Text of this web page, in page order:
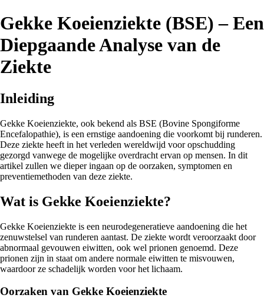
Gekke Koeienziekte (BSE) – Een
Diepgaande Analyse van de
Ziekte
Inleiding
Gekke Koeienziekte, ook bekend als BSE (Bovine Spongiforme
Encefalopathie), is een ernstige aandoening die voorkomt bij runderen.
Deze ziekte heeft in het verleden wereldwijd voor opschudding
gezorgd vanwege de mogelijke overdracht ervan op mensen. In dit
artikel zullen we dieper ingaan op de oorzaken, symptomen en
preventiemethoden van deze ziekte.
Wat is Gekke Koeienziekte?
Gekke Koeienziekte is een neurodegeneratieve aandoening die het
zenuwstelsel van runderen aantast. De ziekte wordt veroorzaakt door
abnormaal gevouwen eiwitten, ook wel prionen genoemd. Deze
prionen zijn in staat om andere normale eiwitten te misvouwen,
waardoor ze schadelijk worden voor het lichaam.
Oorzaken van Gekke Koeienziekte